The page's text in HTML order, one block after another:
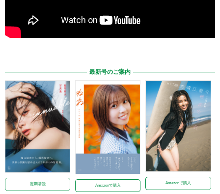
最新号のご案内
定期購読 Amazonで購入
Amazonで購入